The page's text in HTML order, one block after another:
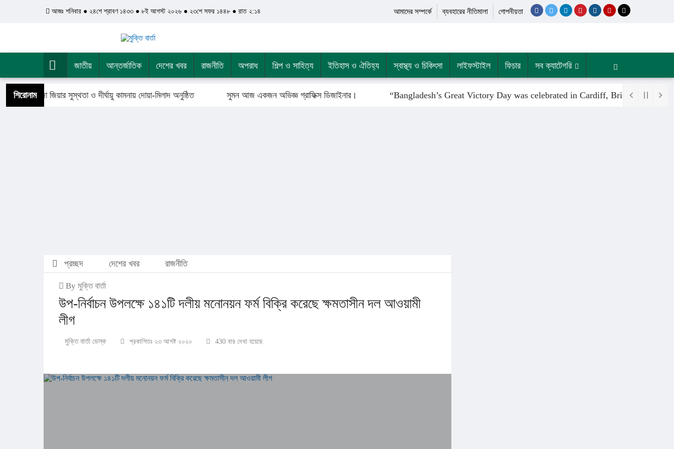
আজঃ শনিবার ● ২৪শে শ্রাবণ ১৪৩৩ ● ৮ই আগস্ট ২০২৬ ● ২৩শে সফর ১৪৪৮ ● রাত ২:১৪ আমাদের সম্পর্কে ব্যবহারের নীতিমালা গোপনীয়তা
জাতীয় আন্তর্জাতিক দেশের খবর রাজনীতি অপরাধ শিল্প ও সাহিত্য ইতিহাস ও ঐতিহ্য স্বাস্থ্য ও চিকিৎসা লাইফস্টাইল ফিচার সব ক্যাটেগরি
শিরোনাম
খালেদা জিয়ার সুস্থতা ও দীর্ঘায়ু কামনায় দোয়া-মিলাদ অনুষ্ঠিত সুমন আজ একজন অভিজ্ঞ গ্রাফিক্স ডিজাইনার। “Bangladesh’s Great Victory Day was celebrated in Cardiff, Britain, at the
প্রচ্ছদ দেশের খবর রাজনীতি
By মুক্তি বার্তা
উপ-নির্বাচন উপলক্ষে ১৪১টি দলীয় মনোনয়ন ফর্ম বিক্রি করেছে ক্ষমতাসীন দল আওয়ামী
লীগ
মুক্তি বার্তা ডেস্ক প্রকাশিতঃ ২৩ আগষ্ট ২০২০ 430 বার দেখা হয়েছে